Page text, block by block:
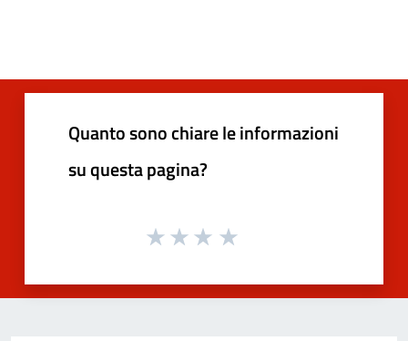
Quanto sono chiare le informazioni
su questa pagina?